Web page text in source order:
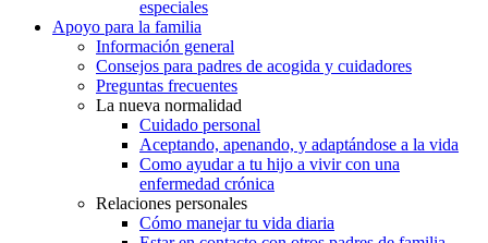
especiales
Apoyo para la familia
Información general
Consejos para padres de acogida y cuidadores
Preguntas frecuentes
La nueva normalidad
Cuidado personal
Aceptando, apenando, y adaptándose a la vida
Como ayudar a tu hijo a vivir con una
enfermedad crónica
Relaciones personales
Cómo manejar tu vida diaria